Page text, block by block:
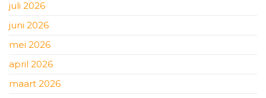
juli 2026
juni 2026
mei 2026
april 2026
maart 2026